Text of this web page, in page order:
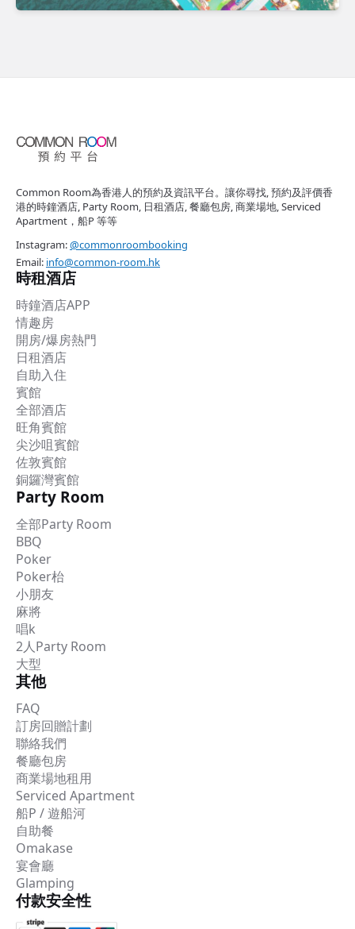
Common Room為香港人的預約及資訊平台。讓你尋找, 預約及評價香
港的時鐘酒店, Party Room, 日租酒店, 餐廳包房, 商業場地, Serviced
Apartment，船P 等等
Instagram:@commonroombooking
Email: info@common-room.hk
時租酒店
時鐘酒店APP
情趣房
開房/爆房熱門
日租酒店
自助入住
賓館
全部酒店
旺角賓館
尖沙咀賓館
佐敦賓館
銅鑼灣賓館
Party Room
全部Party Room
BBQ
Poker
Poker枱
小朋友
麻將
唱k
2人Party Room
大型
其他
FAQ
訂房回贈計劃
聯絡我們
餐廳包房
商業場地租用
Serviced Apartment
船P / 遊船河
自助餐
Omakase
宴會廳
Glamping
付款安全性